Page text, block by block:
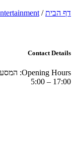
דף הבית/
Contact Details
Opening Hours:
17:00 – 5:00